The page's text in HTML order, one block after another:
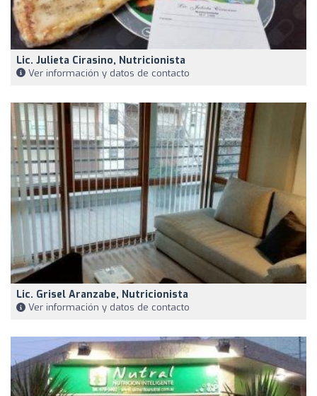
Lic. Julieta Cirasino, Nutricionista
Ver información y datos de contacto
Lic. Grisel Aranzabe, Nutricionista
Ver información y datos de contacto